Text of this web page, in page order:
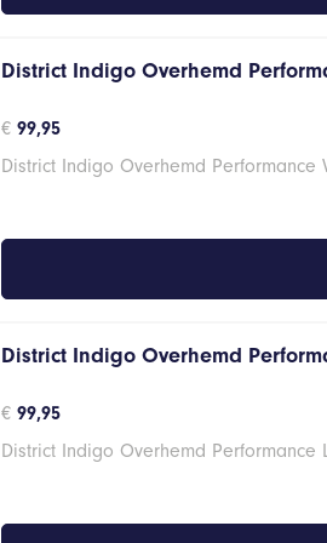
District Indigo Overhemd
€ 99,95
District Indigo Overhemd Performance
District Indigo Overhemd
€ 99,95
District Indigo Overhemd Performance